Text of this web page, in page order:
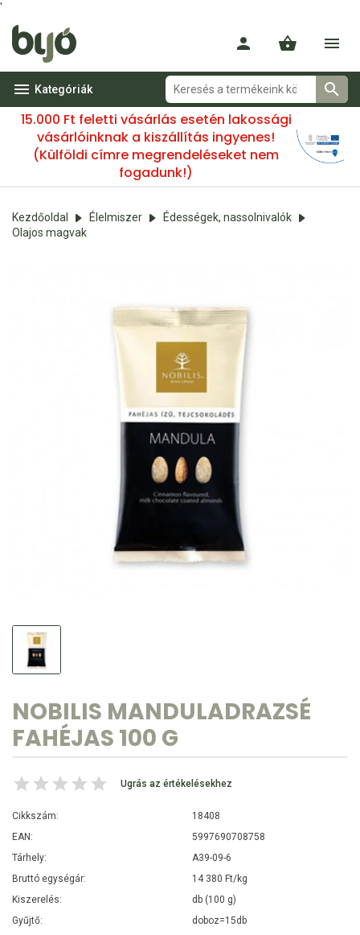
'
Kategóriák
15.000 Ft feletti vásárlás esetén lakossági
vásárlóinknak a kiszállítás ingyenes!
(Külföldi címre megrendeléseket nem
fogadunk!)
Kezdőoldal Élelmiszer
Édességek, nassolnivalók
Olajos magvak
NOBILIS MANDULADRAZSÉ
FAHÉJAS 100 G
Ugrás az értékelésekhez
Cikkszám:
18408
EAN:
5997690708758
Tárhely:
A39-09-6
Bruttó egységár:
14 380 Ft/kg
Kiszerelés:
db (100 g)
Gyűjtő:
doboz=15db